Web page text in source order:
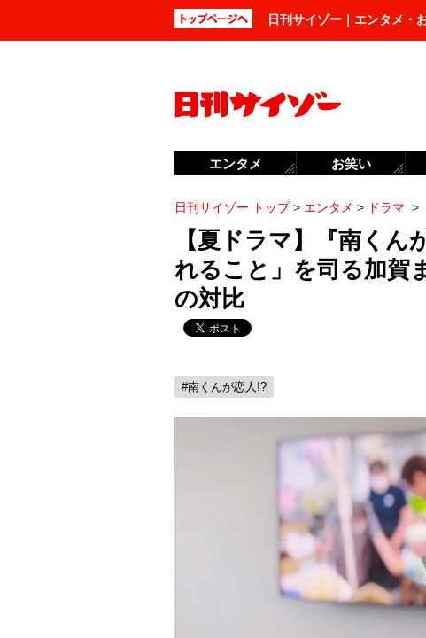
日刊サイゾー｜エンタメ・
日刊サイゾー トップ> エンタメ > ドラマ >
【夏ドラマ】『南く
れること」を司る加
の対比
#南くんが恋人!?
エンタメ お笑い